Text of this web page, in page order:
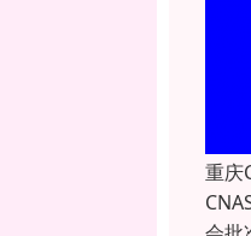
重庆